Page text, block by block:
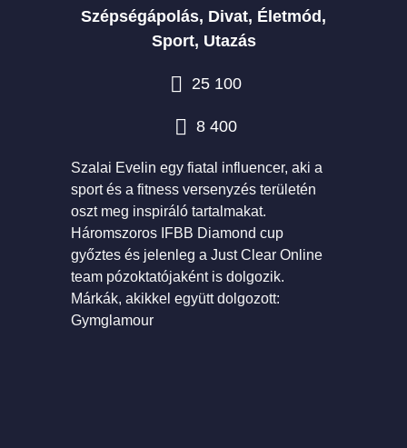
Szépségápolás, Divat, Életmód,
Sport, Utazás
25 100
8 400
Szalai Evelin egy fiatal influencer, aki a
sport és a fitness versenyzés területén
oszt meg inspiráló tartalmakat.
Háromszoros IFBB Diamond cup
győztes és jelenleg a Just Clear Online
team pózoktatójaként is dolgozik.
Márkák, akikkel együtt dolgozott:
Gymglamour